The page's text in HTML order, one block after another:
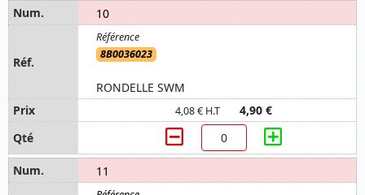
10
8B0036023
RONDELLE SWM
4,08 € H.T 4,90 €
11